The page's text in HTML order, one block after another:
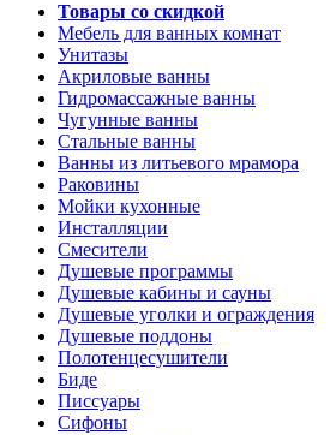
Товары со скидкой
Мебель для ванных комнат
Унитазы
Акриловые ванны
Гидромассажные ванны
Чугунные ванны
Стальные ванны
Ванны из литьевого мрамора
Раковины
Мойки кухонные
Инсталляции
Смесители
Душевые программы
Душевые кабины и сауны
Душевые уголки и ограждения
Душевые поддоны
Полотенцесушители
Биде
Писсуары
Сифоны